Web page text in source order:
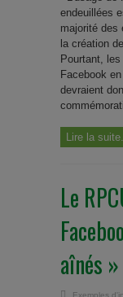
endeuillées
majorité des
la création
Pourtant,
Facebook
devraient
Lire la
Le
aînés »
Exemples